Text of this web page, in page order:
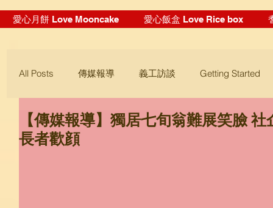
愛心月餅 Love Mooncake 愛心飯盒 Love Rice box
All Posts 傳媒報導 義工訪談 Getting Started
Blogging Tips
【傳媒報導】獨居七旬翁難展笑臉 社
長者歡顔